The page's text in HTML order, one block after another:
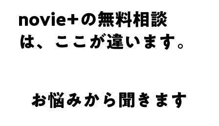
お悩みから聞きます
novie+の無料相談
は、ここが違います。